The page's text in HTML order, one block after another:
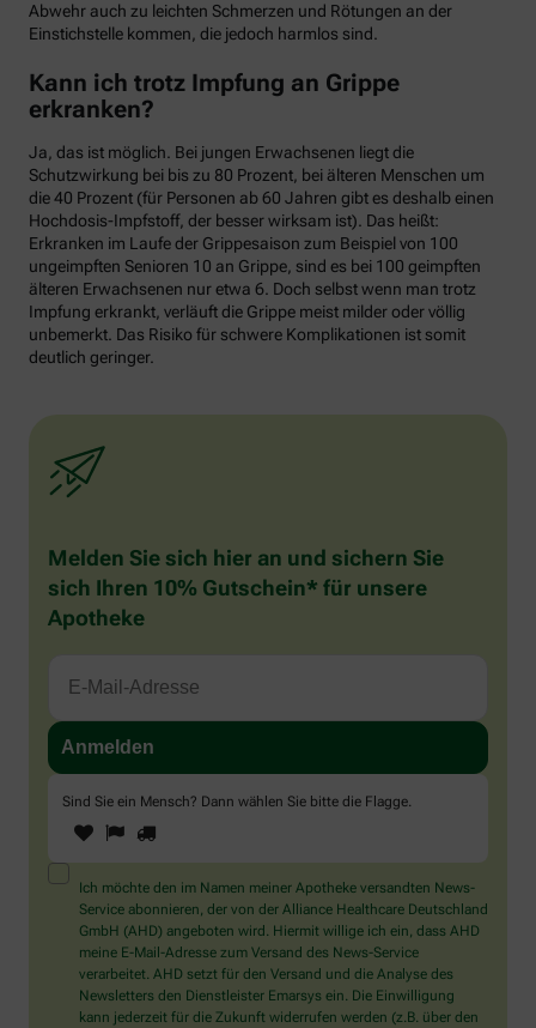
Abwehr auch zu leichten Schmerzen und Rötungen an der
Einstichstelle kommen, die jedoch harmlos sind.
Kann ich trotz Impfung an Grippe
erkranken?
Ja, das ist möglich. Bei jungen Erwachsenen liegt die
Schutzwirkung bei bis zu 80 Prozent, bei älteren Menschen um
die 40 Prozent (für Personen ab 60 Jahren gibt es deshalb einen
Hochdosis-Impfstoff, der besser wirksam ist). Das heißt:
Erkranken im Laufe der Grippesaison zum Beispiel von 100
ungeimpften Senioren 10 an Grippe, sind es bei 100 geimpften
älteren Erwachsenen nur etwa 6. Doch selbst wenn man trotz
Impfung erkrankt, verläuft die Grippe meist milder oder völlig
unbemerkt. Das Risiko für schwere Komplikationen ist somit
deutlich geringer.
Melden Sie sich hier an und sichern Sie
sich Ihren 10% Gutschein* für unsere
Apotheke
Sind Sie ein Mensch? Dann wählen Sie bitte die Flagge.
Sind
Sie
ein
Mensch?
Dann
wählen
Sie
bitte
die
Flagge.
1 2
Ich möchte den im Namen meiner Apotheke versandten News-
Service abonnieren, der von der Alliance Healthcare Deutschland
GmbH (AHD) angeboten wird. Hiermit willige ich ein, dass AHD
meine E-Mail-Adresse zum Versand des News-Service
verarbeitet. AHD setzt für den Versand und die Analyse des
Newsletters den Dienstleister Emarsys ein. Die Einwilligung
kann jederzeit für die Zukunft widerrufen werden (z.B. über den